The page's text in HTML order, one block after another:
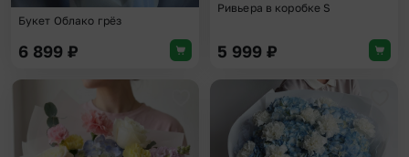
Букет Облако грёз
6 899 ₽
Ривьера в коробке S
5 999 ₽
Добавить в избранное